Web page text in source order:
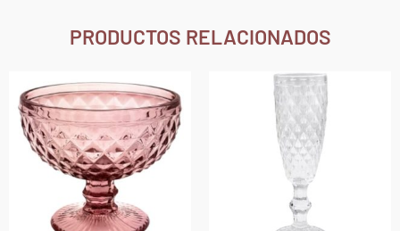
PRODUCTOS RELACIONADOS